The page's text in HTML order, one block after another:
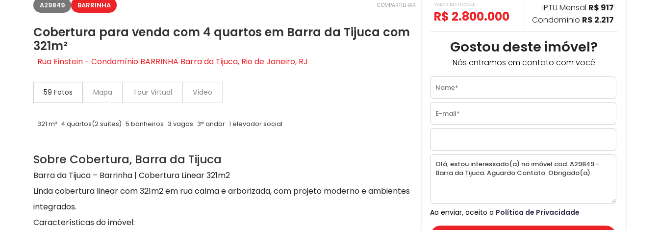
A29849 BARRINHA COMPARTILHAR
Cobertura para venda com 4 quartos em Barra da Tijuca com
321m²
Rua Einstein - Condomínio BARRINHA Barra da Tijuca, Rio de Janeiro, RJ
59 Fotos Mapa Tour Virtual Vídeo
321 m² 4 quartos(2 suítes) 5 banheiros 3 vagas 3° andar 1 elevador social
Sobre Cobertura, Barra da Tijuca
Barra da Tijuca – Barrinha | Cobertura Linear 321m2
Linda cobertura linear com 321m2 em rua calma e arborizada, com projeto moderno e ambientes
integrados.
Características do imóvel:
VALOR DO IMÓVEL
R$ 2.800.000
IPTU Mensal R$ 917
Condomínio R$ 2.217
Gostou deste imóvel?
Nós entramos em contato com você
Ao enviar, aceito a Política de Privacidade